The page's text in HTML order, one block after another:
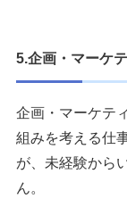
5.企画・マーケ
企画・マーケテ
組みを考える仕
が、未経験から
ん。